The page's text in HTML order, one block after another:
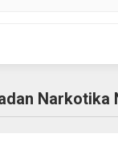
Narkotika